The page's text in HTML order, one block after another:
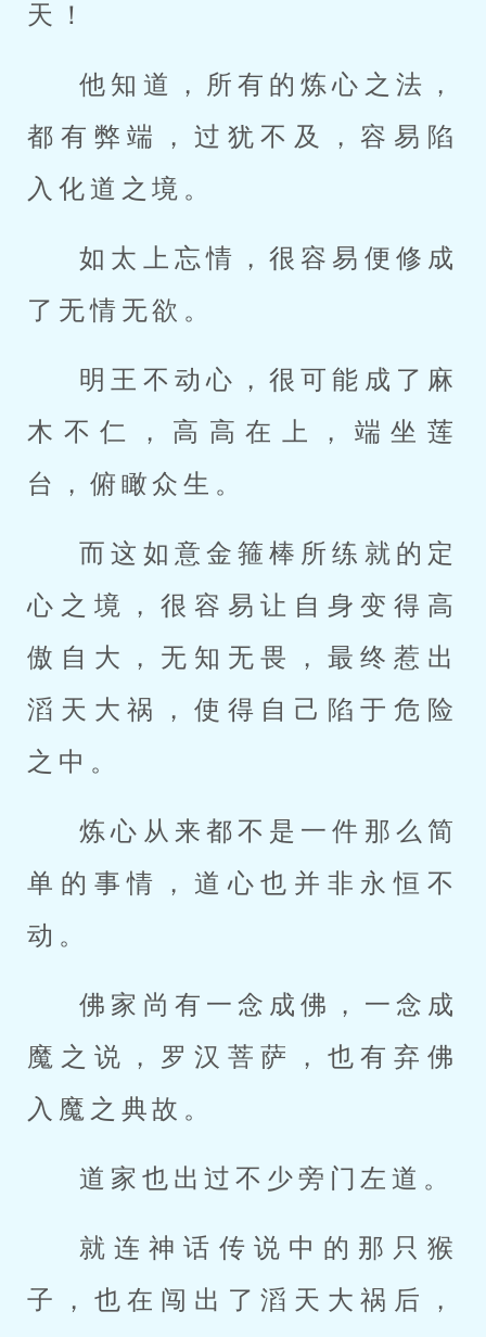
天！
他知道，所有的炼心之法，
都有弊端，过犹不及，容易陷
入化道之境。
如太上忘情，很容易便修成
了无情无欲。
明王不动心，很可能成了麻
木不仁，高高在上，端坐莲
台，俯瞰众生。
而这如意金箍棒所练就的定
心之境，很容易让自身变得高
傲自大，无知无畏，最终惹出
滔天大祸，使得自己陷于危险
之中。
炼心从来都不是一件那么简
单的事情，道心也并非永恒不
动。
佛家尚有一念成佛，一念成
魔之说，罗汉菩萨，也有弃佛
入魔之典故。
道家也出过不少旁门左道。
就连神话传说中的那只猴
子，也在闯出了滔天大祸后，